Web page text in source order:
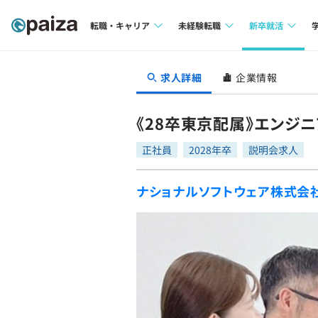
転職・キャリア
転職成功ガイド
転職エージェント
未経験転職
求人検索
転職成功ガイド
新卒就活
本選考
新卒エージェ
イベント・セ
就活成功ガイド
求人詳細 企業情報
《28卒東京配属》エンジ
正社員 2028年卒 説明会求人
ナショナルソフトウェア株式会